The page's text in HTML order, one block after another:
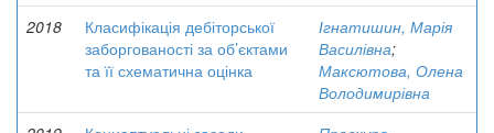
2018
Класифікація дебіторської
заборгованості за об’єктами
та її схематична оцінка
Ігнатишин, Марія
Василівна;
Максютова, Олена
Володимирівна